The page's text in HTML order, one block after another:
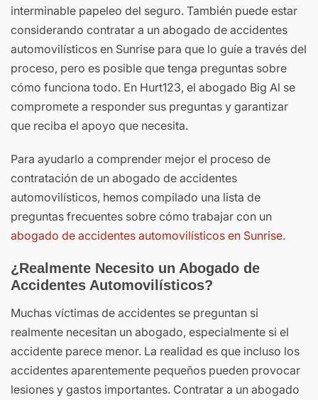
interminable papeleo del seguro. También puede estar
considerando contratar a un abogado de accidentes
automovilísticos en Sunrise para que lo guíe a través del
proceso, pero es posible que tenga preguntas sobre
cómo funciona todo. En Hurt123, el abogado Big Al se
compromete a responder sus preguntas y garantizar
que reciba el apoyo que necesita.
Para ayudarlo a comprender mejor el proceso de
contratación de un abogado de accidentes
automovilísticos, hemos compilado una lista de
preguntas frecuentes sobre cómo trabajar con un
abogado de accidentes automovilísticos en Sunrise.
¿Realmente Necesito un Abogado de
Accidentes Automovilísticos?
Muchas víctimas de accidentes se preguntan si
realmente necesitan un abogado, especialmente si el
accidente parece menor. La realidad es que incluso los
accidentes aparentemente pequeños pueden provocar
lesiones y gastos importantes. Contratar a un abogado